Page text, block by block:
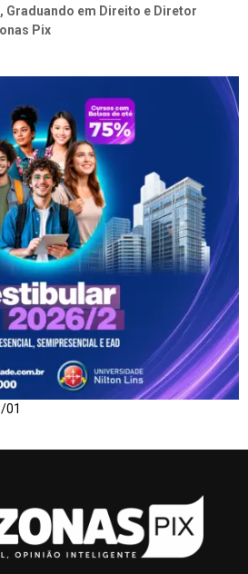
Graduando em Direito e Diretor
Pix
01